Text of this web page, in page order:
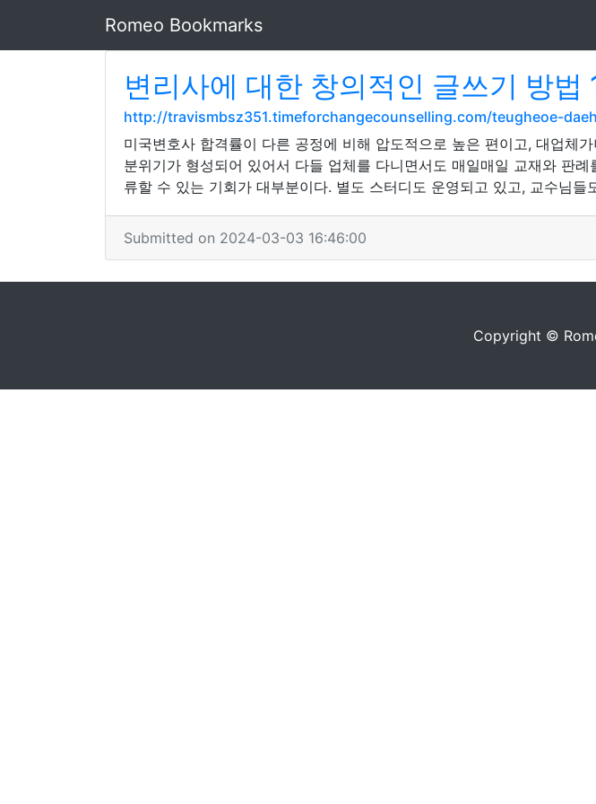
Romeo Bookmarks
변리사에 대한 창의적인 글쓰기 방법
http://travismbsz351.timeforchangecounselling.com/teugheoe-
미국변호사 합격률이 다른 공정에 비해 압도적으로 높은 편이고, 대업체
분위기가 형성되어 있어서 다들 업체를 다니면서도 매일매일 교재와 판
류할 수 있는 기회가 대부분이다. 별도 스터디도 운영되고 있고, 교수님들
Submitted on 2024-03-03 16:46:00
Copyright ©